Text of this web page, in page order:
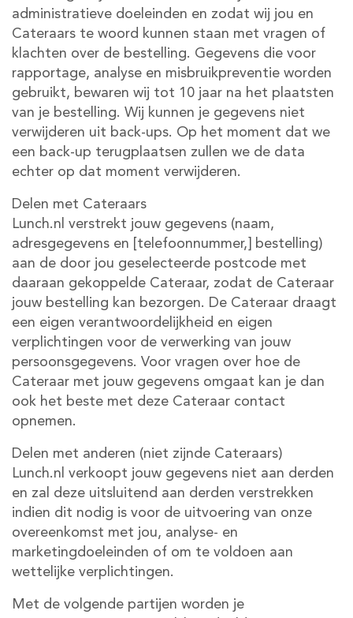
administratieve doeleinden en zodat wij jou en
Cateraars te woord kunnen staan met vragen of
klachten over de bestelling. Gegevens die voor
rapportage, analyse en misbruikpreventie worden
gebruikt, bewaren wij tot 10 jaar na het plaatsten
van je bestelling. Wij kunnen je gegevens niet
verwijderen uit back-ups. Op het moment dat we
een back-up terugplaatsen zullen we de data
echter op dat moment verwijderen.
Delen met Cateraars
Lunch.nl verstrekt jouw gegevens (naam,
adresgegevens en [telefoonnummer,] bestelling)
aan de door jou geselecteerde postcode met
daaraan gekoppelde Cateraar, zodat de Cateraar
jouw bestelling kan bezorgen. De Cateraar draagt
een eigen verantwoordelijkheid en eigen
verplichtingen voor de verwerking van jouw
persoonsgegevens. Voor vragen over hoe de
Cateraar met jouw gegevens omgaat kan je dan
ook het beste met deze Cateraar contact
opnemen.
Delen met anderen (niet zijnde Cateraars)
Lunch.nl verkoopt jouw gegevens niet aan derden
en zal deze uitsluitend aan derden verstrekken
indien dit nodig is voor de uitvoering van onze
overeenkomst met jou, analyse- en
marketingdoeleinden of om te voldoen aan
wettelijke verplichtingen.
Met de volgende partijen worden je